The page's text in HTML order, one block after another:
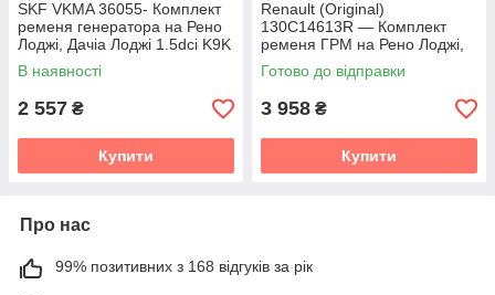
SKF VKMA 36055- Комплект
ременя генератора на Рено
Лоджі, Дачіа Лоджі 1.5dci K9K
В наявності
2 557 ₴
Купити
Renault (Original)
130C14613R — Комплект
ременя ГРМ на Рено Лоджі,
Дачіа Лоджі 1.5dci K9K
Готово до відправки
3 958 ₴
Купити
Про нас
99% позитивних з 168 відгуків за рік